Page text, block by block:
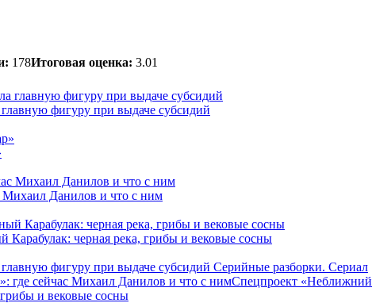
178Итоговая оценка: 3.01
фигуру при выдаче субсидий
Михаил Данилов и что с ним
черная река, грибы и вековые сосны
фигуру при выдаче субсидий Серийные разборки. Сериал
где сейчас Михаил Данилов и что с нимСпецпроект «Неближний
и вековые сосны